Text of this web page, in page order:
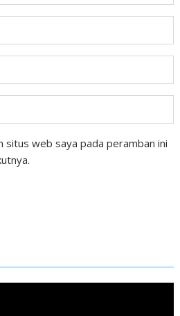
situs web saya pada peramban ini